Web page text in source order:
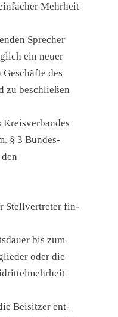
Mehr­heit
Spre­cher
ein neu­er
des
zu beschlie­ßen
§ 3 Bundes-
Stell­ver­tre­ter fin­
bis zum
oder die
Bei­sit­zer ent­